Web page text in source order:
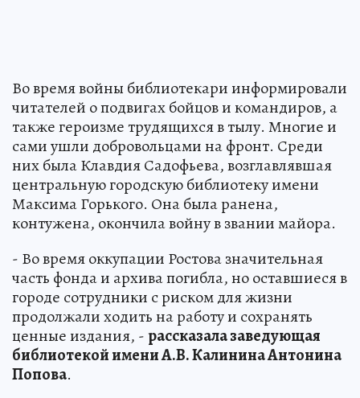
Во время войны библиотекари информировали
читателей о подвигах бойцов и командиров, а
также героизме трудящихся в тылу. Многие и
сами ушли добровольцами на фронт. Среди
них была Клавдия Садофьева, возглавлявшая
центральную городскую библиотеку имени
Максима Горького. Она была ранена,
контужена, окончила войну в звании майора.
- Во время оккупации Ростова значительная
часть фонда и архива погибла, но оставшиеся в
городе сотрудники с риском для жизни
продолжали ходить на работу и сохранять
ценные издания, -рассказала заведующая
библиотекой имени А.В. Калинина Антонина
Попова.